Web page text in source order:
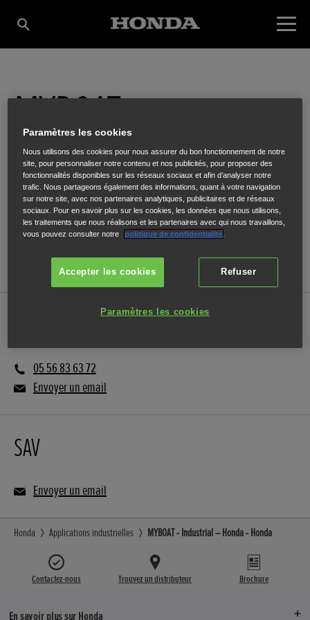
MYBOAT
Pôle nautisme - Lot N°9 quai Goslar Arcachon,ARCACHON,33120
ITINÉRAIRE
SITE INTERNET
05 56 83 63 72
Envoyer un email
SAV
Envoyer un email
Honda Applications industrielles MYBOAT - Industrial – Honda - Honda
Contactez-nous Trouvez un distributeur Brochure
En savoir plus sur Honda
Paramètres les cookies
Nous utilisons des cookies pour nous assurer du bon fonctionnement de notre
site, pour personnaliser notre contenu et nos publicités, pour proposer des
fonctionnalités disponibles sur les réseaux sociaux et afin d’analyser notre
trafic. Nous partageons également des informations, quant à votre navigation
sur notre site, avec nos partenaires analytiques, publicitaires et de réseaux
sociaux. Pour en savoir plus sur les cookies, les données que nous utilisons,
les traitements que nous réalisons et les partenaires avec qui nous travaillons,
vous pouvez consulter notre
politique de confidentialité
Refuser
Accepter les cookies
Paramètres les cookies